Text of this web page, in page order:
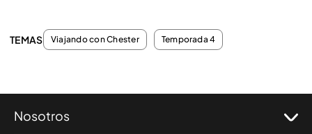
TEMAS Viajando con Chester Temporada 4
Nosotros